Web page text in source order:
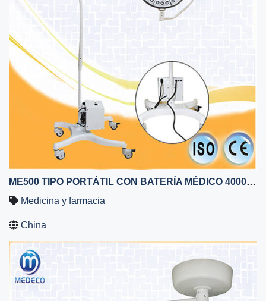
ME500 TIPO PORTÁTIL CON BATERÍA MÉDICO 40000 LUX LUZ DE QUIRÓFANO PORTÁTIL LÁMPARA SIN SOMBRAS
Medicina y farmacia
China